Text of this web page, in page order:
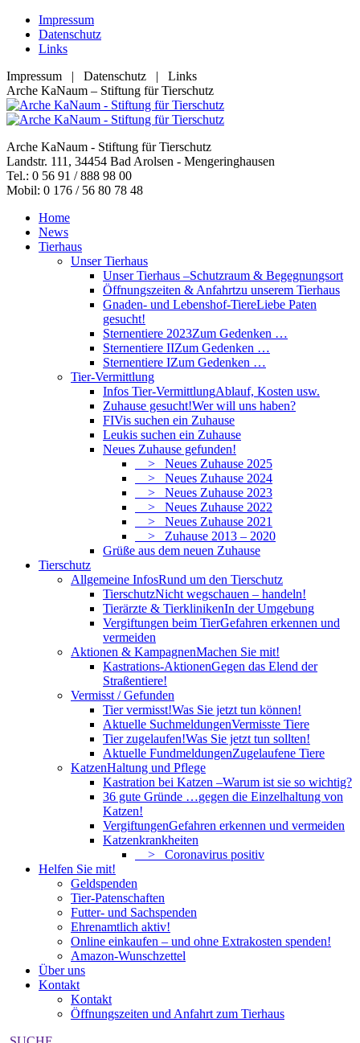
Zum
Inhalt
springen
Impressum
Datenschutz
Links
Impressum | Datenschutz | Links
Facebook
page
opens
new
window
YouTube
page
opens
new
window
RSS
page
opens
new
window
E-
Mail
page
in
new
window
Arche KaNaum – Stiftung für Tierschutz
Arche KaNaum - Stiftung für Tierschutz
Landstr. 111, 34454 Bad Arolsen - Mengeringhausen
Tel.: 0 56 91 / 888 98 00
Mobil: 0 176 / 56 80 78 48
Home
News
Tierhaus
Unser Tierhaus
Unser Tierhaus –Schutzraum & Begegnungsort
Öffnungszeiten & Anfahrtzu unserem Tierhaus
Gnaden- und Lebenshof-TiereLiebe Paten
gesucht!
Sternentiere 2023Zum Gedenken …
Sternentiere IIZum Gedenken …
Sternentiere IZum Gedenken …
Tier-Vermittlung
Infos Tier-VermittlungAblauf, Kosten usw.
Zuhause gesucht!Wer will uns haben?
FIVis suchen ein Zuhause
Leukis suchen ein Zuhause
Neues Zuhause gefunden!
> Neues Zuhause 2025
> Neues Zuhause 2024
> Neues Zuhause 2023
> Neues Zuhause 2022
> Neues Zuhause 2021
> Zuhause 2013 – 2020
Grüße aus dem neuen Zuhause
Tierschutz
Allgemeine InfosRund um den Tierschutz
TierschutzNicht wegschauen – handeln!
Tierärzte & TierklinikenIn der Umgebung
Vergiftungen beim TierGefahren erkennen und
vermeiden
Aktionen & KampagnenMachen Sie mit!
Kastrations-AktionenGegen das Elend der
Straßentiere!
Vermisst / Gefunden
Tier vermisst!Was Sie jetzt tun können!
Aktuelle SuchmeldungenVermisste Tiere
Tier zugelaufen!Was Sie jetzt tun sollten!
Aktuelle FundmeldungenZugelaufene Tiere
KatzenHaltung und Pflege
Kastration bei Katzen –Warum ist sie so wichtig?
36 gute Gründe …gegen die Einzelhaltung von
Katzen!
VergiftungenGefahren erkennen und vermeiden
Katzenkrankheiten
> Coronavirus positiv
Helfen Sie mit!
Geldspenden
Tier-Patenschaften
Futter- und Sachspenden
Ehrenamtlich aktiv!
Online einkaufen – und ohne Extrakosten spenden!
Amazon-Wunschzettel
Über uns
Kontakt
Kontakt
Öffnungszeiten und Anfahrt zum Tierhaus
Search: